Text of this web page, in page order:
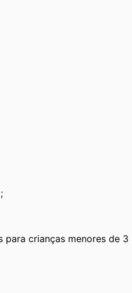
crianças menores de 3